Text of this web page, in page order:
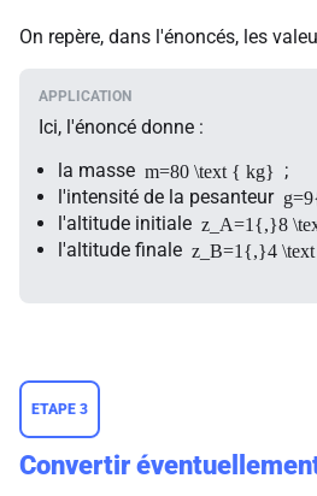
On repère, dans l'énoncés, les
Ici, l'énoncé donne :
la masse m=80 \text { kg} ;
l'intensité de la pesanteur
l'altitude initiale z_A=1{,}8
l'altitude finale z_B=1{,}4
ETAPE 3
Convertir